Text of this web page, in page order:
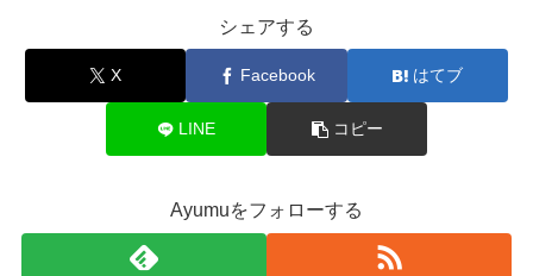
シェアする
X Facebook はてブ
LINE コピー
Ayumuをフォローする